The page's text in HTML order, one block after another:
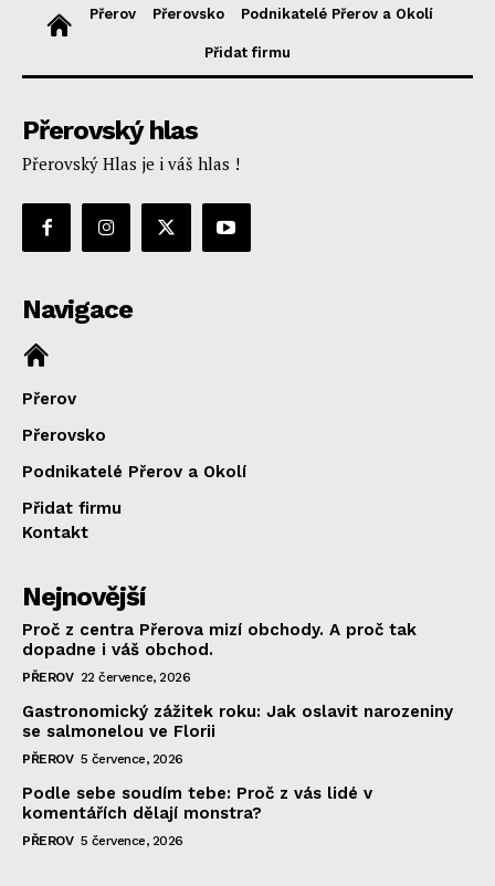
Přerov Přerovsko Podnikatelé Přerov a Okolí
Přidat firmu
Přerovský hlas
Přerovský Hlas je i váš hlas !
Navigace
Přerov
Přerovsko
Podnikatelé Přerov a Okolí
Přidat firmu
Kontakt
Nejnovější
Proč z centra Přerova mizí obchody. A proč tak
dopadne i váš obchod.
PŘEROV 22 července, 2026
Gastronomický zážitek roku: Jak oslavit narozeniny
se salmonelou ve Florii
PŘEROV 5 července, 2026
Podle sebe soudím tebe: Proč z vás lidé v
komentářích dělají monstra?
PŘEROV 5 července, 2026